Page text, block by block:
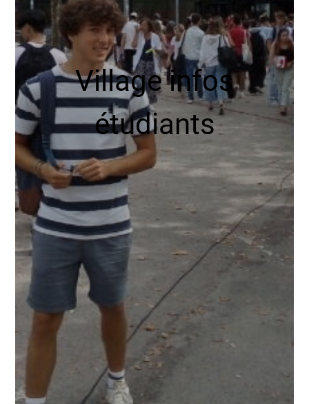
Village infos
étudiants